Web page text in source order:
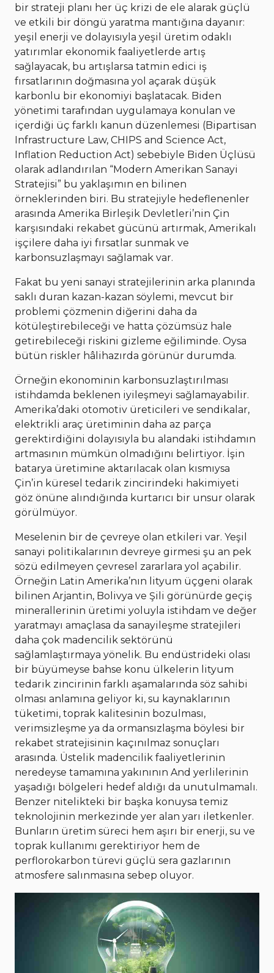
bir strateji planı her üç krizi de ele alarak güçlü
ve etkili bir döngü yaratma mantığına dayanır:
yeşil enerji ve dolayısıyla yeşil üretim odaklı
yatırımlar ekonomik faaliyetlerde artış
sağlayacak, bu artışlarsa tatmin edici iş
fırsatlarının doğmasına yol açarak düşük
karbonlu bir ekonomiyi başlatacak. Biden
yönetimi tarafından uygulamaya konulan ve
içerdiği üç farklı kanun düzenlemesi (Bipartisan
Infrastructure Law, CHIPS and Science Act,
Inflation Reduction Act) sebebiyle Biden Üçlüsü
olarak adlandırılan “Modern Amerikan Sanayi
Stratejisi” bu yaklaşımın en bilinen
örneklerinden biri. Bu stratejiyle hedeflenenler
arasında Amerika Birleşik Devletleri’nin Çin
karşısındaki rekabet gücünü artırmak, Amerikalı
işçilere daha iyi fırsatlar sunmak ve
karbonsuzlaşmayı sağlamak var.
Fakat bu yeni sanayi stratejilerinin arka planında
saklı duran kazan-kazan söylemi, mevcut bir
problemi çözmenin diğerini daha da
kötüleştirebileceği ve hatta çözümsüz hale
getirebileceği riskini gizleme eğiliminde. Oysa
bütün riskler hâlihazırda görünür durumda.
Örneğin ekonominin karbonsuzlaştırılması
istihdamda beklenen iyileşmeyi sağlamayabilir.
Amerika’daki otomotiv üreticileri ve sendikalar,
elektrikli araç üretiminin daha az parça
gerektirdiğini dolayısıyla bu alandaki istihdamın
artmasının mümkün olmadığını belirtiyor. İşin
batarya üretimine aktarılacak olan kısmıysa
Çin’in küresel tedarik zincirindeki hakimiyeti
göz önüne alındığında kurtarıcı bir unsur olarak
görülmüyor.
Meselenin bir de çevreye olan etkileri var. Yeşil
sanayi politikalarının devreye girmesi şu an pek
sözü edilmeyen çevresel zararlara yol açabilir.
Örneğin Latin Amerika’nın lityum üçgeni olarak
bilinen Arjantin, Bolivya ve Şili görünürde geçiş
minerallerinin üretimi yoluyla istihdam ve değer
yaratmayı amaçlasa da sanayileşme stratejileri
daha çok madencilik sektörünü
sağlamlaştırmaya yönelik. Bu endüstrideki olası
bir büyümeyse bahse konu ülkelerin lityum
tedarik zincirinin farklı aşamalarında söz sahibi
olması anlamına geliyor ki, su kaynaklarının
tüketimi, toprak kalitesinin bozulması,
verimsizleşme ya da ormansızlaşma böylesi bir
rekabet stratejisinin kaçınılmaz sonuçları
arasında. Üstelik madencilik faaliyetlerinin
neredeyse tamamına yakınının And yerlilerinin
yaşadığı bölgeleri hedef aldığı da unutulmamalı.
Benzer nitelikteki bir başka konuysa temiz
teknolojinin merkezinde yer alan yarı iletkenler.
Bunların üretim süreci hem aşırı bir enerji, su ve
toprak kullanımı gerektiriyor hem de
perflorokarbon türevi güçlü sera gazlarının
atmosfere salınmasına sebep oluyor.